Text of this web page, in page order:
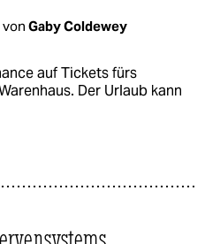
von Gaby Coldewey
auf Tickets fürs
Der Urlaub kann